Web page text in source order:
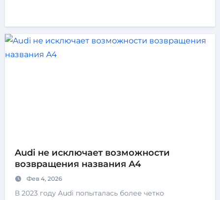
Audi не исключает возможности
возвращения названия A4
Фев 4, 2026
В 2023 году Audi попыталась более четко